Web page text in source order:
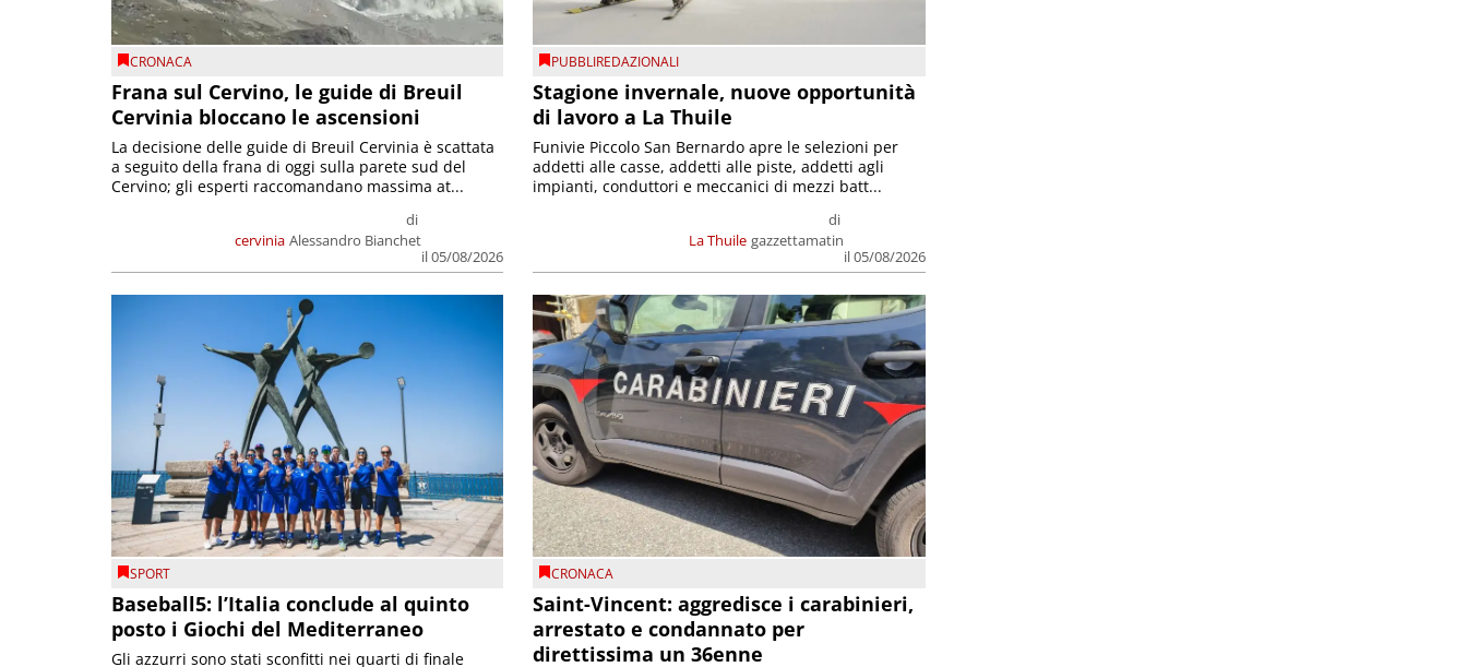
CRONACA
Frana sul Cervino, le guide di Breuil
Cervinia bloccano le ascensioni
cervinia
di
Alessandro Bianchet
il 05/08/2026
La decisione delle guide di Breuil Cervinia è scattata
a seguito della frana di oggi sulla parete sud del
Cervino; gli esperti raccomandano massima at...
PUBBLIREDAZIONALI
Stagione invernale, nuove opportunità
di lavoro a La Thuile
La Thuile
di
gazzettamatin
il 05/08/2026
Funivie Piccolo San Bernardo apre le selezioni per
addetti alle casse, addetti alle piste, addetti agli
impianti, conduttori e meccanici di mezzi batt...
SPORT
Baseball5: l’Italia conclude al quinto
posto i Giochi del Mediterraneo
Gli azzurri sono stati sconfitti nei quarti di finale
CRONACA
Saint-Vincent: aggredisce i carabinieri,
arrestato e condannato per
direttissima un 36enne